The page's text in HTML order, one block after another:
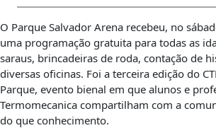
O Parque Salvador Arena recebeu, no
uma programação gratuita para todas as
saraus, brincadeiras de roda, contação de
diversas oficinas. Foi a terceira edição do
Parque, evento bienal em que alunos e
Termomecanica compartilham com a
do que conhecimento.